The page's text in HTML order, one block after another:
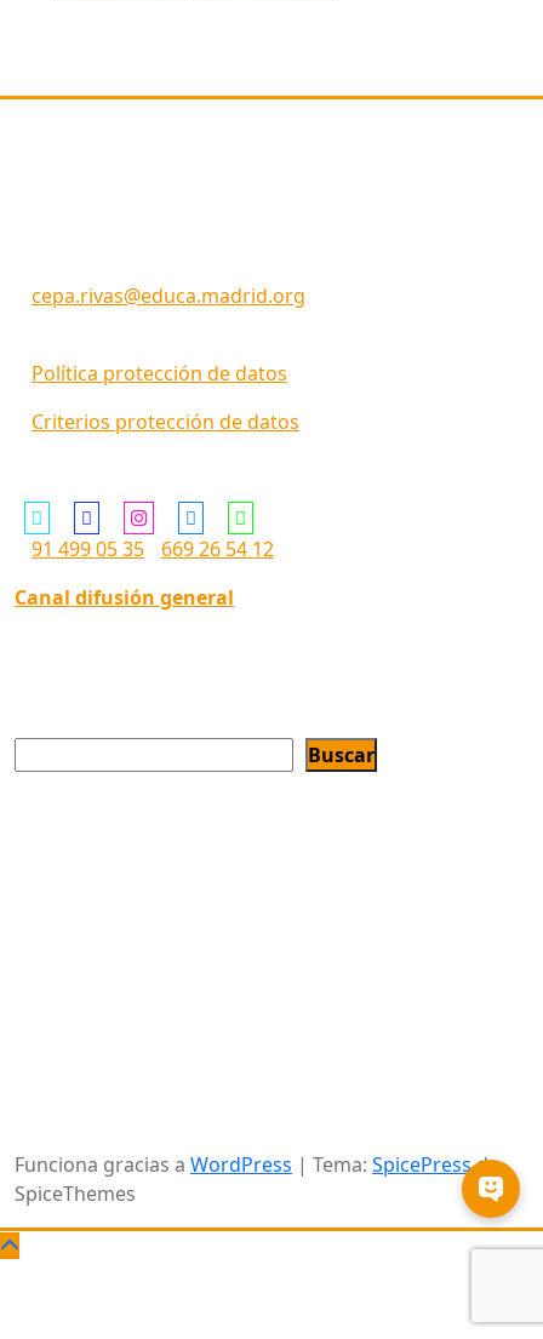
cepa.rivas@educa.madrid.org
Política protección de datos
Criterios protección de datos
91 499 05 35
669 26 54 12
Canal difusión general
Buscar
Funciona gracias a WordPress | Tema: SpicePressde
SpiceThemes